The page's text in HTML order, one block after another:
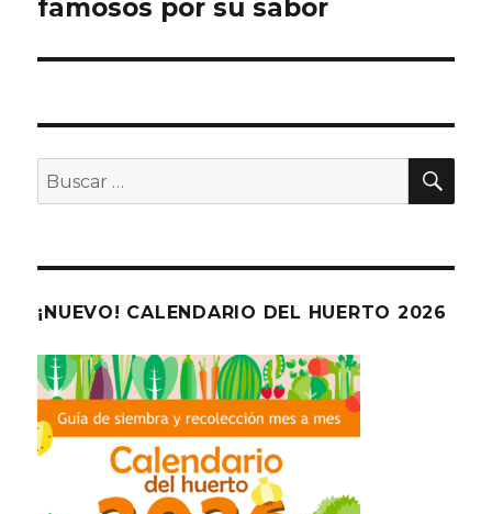
entradas
famosos por su sabor
Buscar
por:
¡NUEVO! CALENDARIO DEL HUERTO 2026